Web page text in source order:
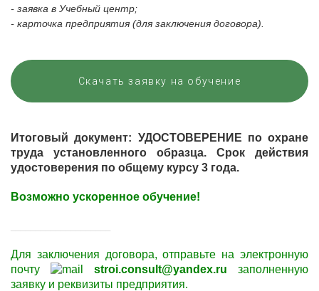
- заявка в Учебный центр;
- карточка предприятия (для заключения договора).
Скачать заявку на обучение
Итоговый документ: УДОСТОВЕРЕНИЕ по охране
труда установленного образца. Срок действия
удостоверения по общему курсу 3 года.
Возможно ускоренное обучение!
Для заключения договора,отправьте на электронную
почту
stroi.consult@yandex.ru
заполненную
заявку и реквизиты предприятия.